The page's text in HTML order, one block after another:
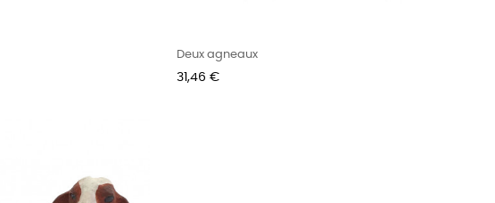
Deux agneaux
Prix
31,46 €